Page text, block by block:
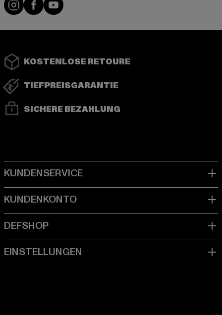
KOSTENLOSE RETOURE
TIEFPREISGARANTIE
SICHERE BEZAHLUNG